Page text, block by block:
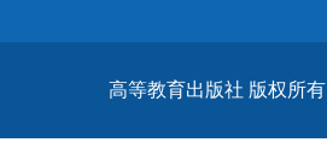
高等教育出版社 版权所有